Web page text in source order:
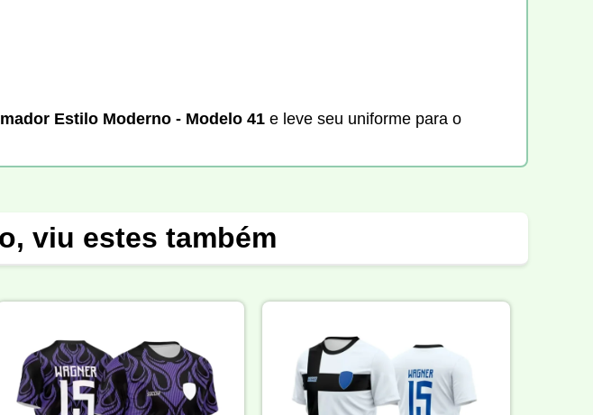
Estilo Moderno - Modelo 41 e leve seu uniforme para o
viu estes também